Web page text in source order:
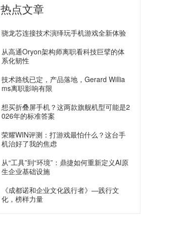
热点文章
骁龙芯连接技术演绎玩手机游戏全新体验
从高通Oryon架构师离职看科技巨擘的体
系化韧性
技术路线已定，产品落地，Gerard Willia
ms离职影响有限
想买折叠屏手机？这两款旗舰机型可能是2
026年的标准答案
荣耀WIN评测：打游戏最怕什么？这台手
机治好了我的焦虑
从“工具”到“环境”：鼎捷如何重新定义AI原
生企业基础设施
《成都诺和企业文化践行者》—践行文
化，榜样力量